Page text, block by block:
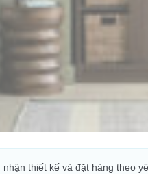
nhận thiết kế và đặt hàng theo